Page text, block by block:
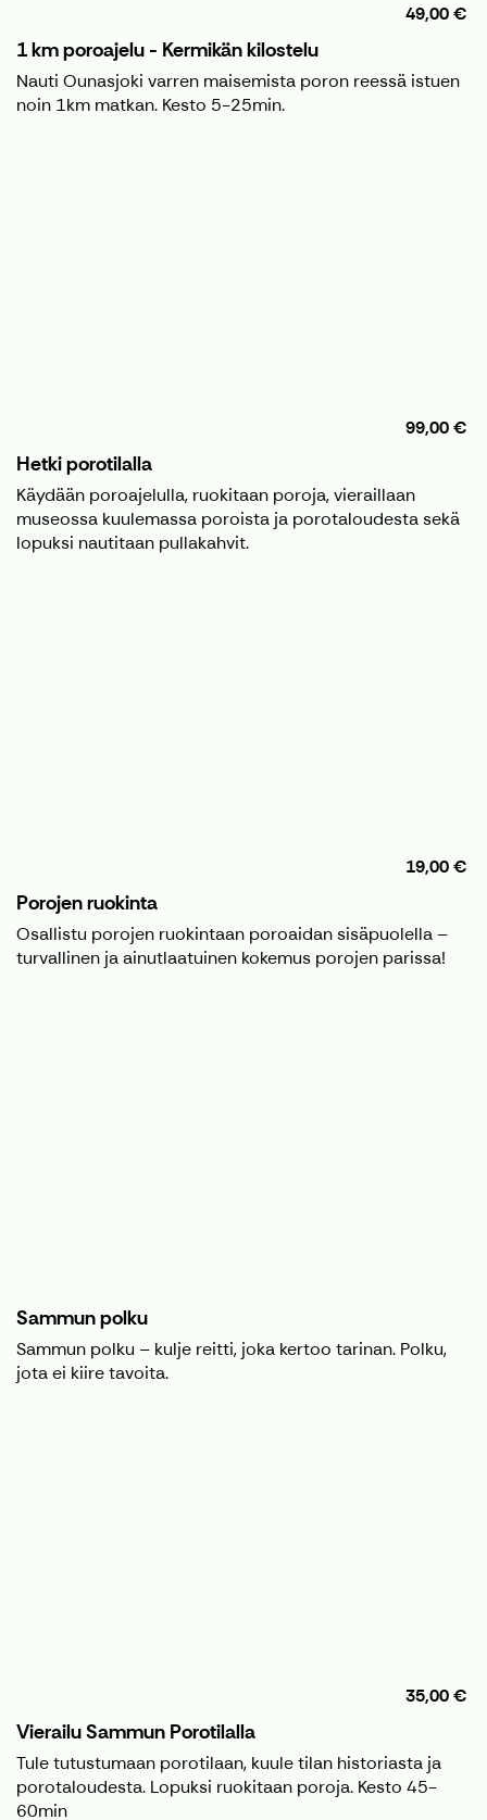
49,00 €
1 km poroajelu - Kermikän kilostelu
Nauti Ounasjoki varren maisemista poron reessä istuen
noin 1km matkan. Kesto 5-25min.
99,00 €
Hetki porotilalla
Käydään poroajelulla, ruokitaan poroja, vieraillaan
museossa kuulemassa poroista ja porotaloudesta sekä
lopuksi nautitaan pullakahvit.
19,00 €
Porojen ruokinta
Osallistu porojen ruokintaan poroaidan sisäpuolella –
turvallinen ja ainutlaatuinen kokemus porojen parissa!
Sammun polku
Sammun polku – kulje reitti, joka kertoo tarinan. Polku,
jota ei kiire tavoita.
35,00 €
Vierailu Sammun Porotilalla
Tule tutustumaan porotilaan, kuule tilan historiasta ja
porotaloudesta. Lopuksi ruokitaan poroja. Kesto 45-
60min